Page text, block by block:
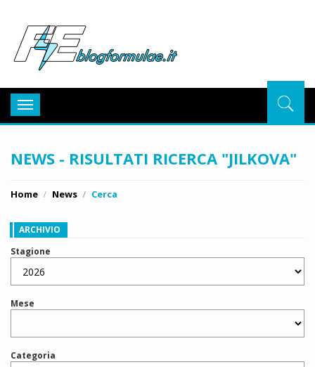
Toggle
navigation
NEWS - RISULTATI RICERCA "JILKOVA"
Home News Cerca
ARCHIVIO
Stagione
Mese
Categoria